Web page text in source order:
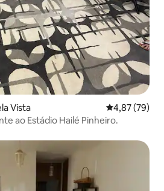
Vista 4,87 de uma
4,87 (79)
ao Estádio Hailé Pinheiro.